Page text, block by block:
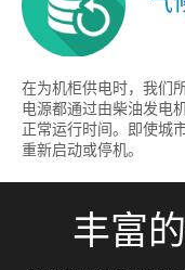
在为机柜供电时，我们
电源都通过由柴油发电
正常运行时间。即使城
重新启动或停机。
丰富